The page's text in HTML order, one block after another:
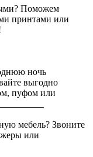
Поможем
принтами или
ночь
выгодно
пуфом или
мебель? Звоните
или